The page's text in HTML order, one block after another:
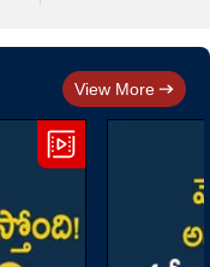
View More